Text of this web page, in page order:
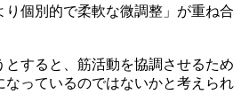
個別的で柔軟な微調整」が重ね合
すると、筋活動を協調させるため
っているのではないかと考えられ